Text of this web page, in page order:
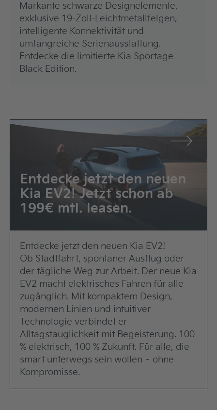
Markante schwarze Designelemente,
exklusive 19-Zoll-Leichtmetallfelgen,
intelligente Konnektivität und
umfangreiche Serienausstattung.
Entdecke die limitierte Kia Sportage
Black Edition.
Entdecke jetzt den neuen
Kia EV2! Jetzt schon ab
199€ mtl. leasen.
Entdecke jetzt den neuen Kia EV2!
Ob Stadtfahrt, spontaner Ausflug oder
der tägliche Weg zur Arbeit. Der neue Kia
EV2 macht elektrisches Fahren für alle
zugänglich. Mit kompaktem Design,
modernen Linien und intuitiver
Technologie verbindet er
Alltagstauglichkeit mit Begeisterung. 100
% elektrisch, 100 % Zukunft. Für alle, die
smart unterwegs sein wollen – ohne
Kompromisse.